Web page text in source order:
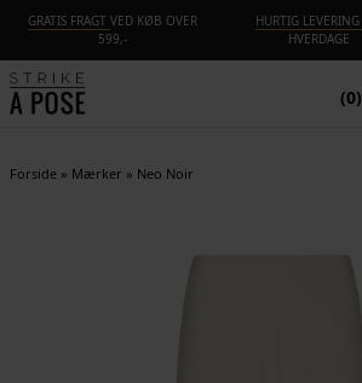
GRATIS FRAGT VED KØB OVER
599,-
HURTIG LEVERING
HVERDAGE
(0)
Forside» Mærker » Neo Noir